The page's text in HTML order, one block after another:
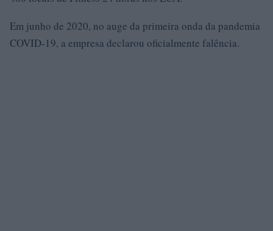
Em junho de 2020, no auge da primeira onda da pandemia
COVID-19, a empresa declarou oficialmente falência.